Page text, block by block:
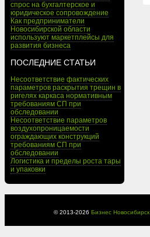
спрос на бухгалтерское и
юридическое сопровождение
Как предприниматели
Новосибирской области
используют маркетплейсы для
развития бизнеса
ПОСЛЕДНИЕ СТАТЬИ
Несоответствие фактических
параметров раскрытия трещин в
ригелях каркаса нормативным
требованиям СП при
обследовании
Несоответствие параметров
воздухопроницаемости
ограждающих конструкций
требованиям СП при
обследовании
Логистика и пределы роста тары
и упаковки
© 2013-2026 Бизнес Новосибирск